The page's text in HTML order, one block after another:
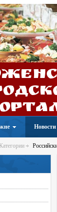
Новости
Категории